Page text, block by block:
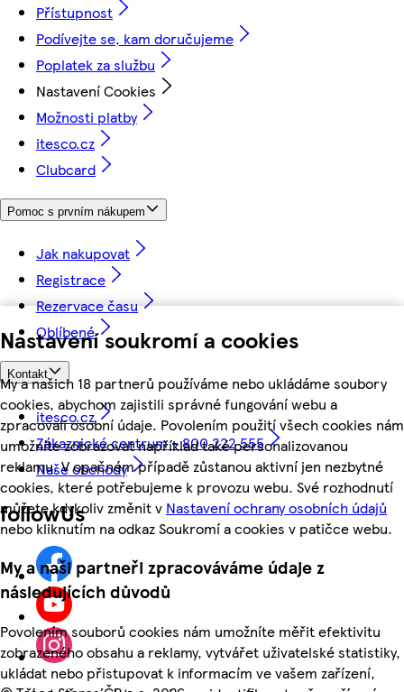
Nastavení soukromí a cookies
My a našich 18 partnerů používáme nebo ukládáme soubory
cookies, abychom zajistili správné fungování webu a
zpracovali osobní údaje. Povolením použití všech cookies nám
umožníte zobrazovat například také personalizovanou
reklamu. V opačném případě zůstanou aktivní jen nezbytné
cookies, které potřebujeme k provozu webu. Své rozhodnutí
můžete kdykoliv změnit v Nastavení ochrany osobních údajů
nebo kliknutím na odkaz Soukromí a cookies v patičce webu.
My a naši partneři zpracováváme údaje z
následujících důvodů
Povolením souborů cookies nám umožníte měřit efektivitu
zobrazeného obsahu a reklamy, vytvářet uživatelské statistiky,
ukládat nebo přistupovat k informacím ve vašem zařízení,
Přístupnost
Podívejte se, kam doručujeme
Poplatek za službu
Nastavení Cookies
Možnosti platby
itesco.cz
Clubcard
Pomoc s prvním nákupem
Jak nakupovat
Registrace
Rezervace času
Oblíbené
Kontakt
itesco.cz
Zákaznické centrum - 800 222 555
Naše obchody
followUs